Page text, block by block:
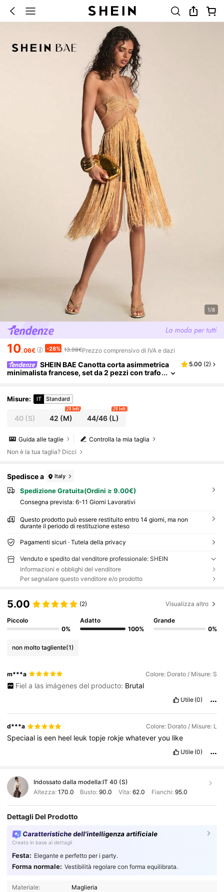
1/8
10.06€ -28% 13.98€Prezzo comprensivo di IVA e dazi
SHEIN BAE Canotta corta asimmetrica
minimalista francese, set da 2 pezzi con trafo
5.00 (2)
Misure: IT Standard
40(S) 42 (M)
28 left
44/46(L)
28 left
Controlla la mia taglia
Guida alle taglie
Non è la tua taglia? Dicci
Spedisce a Italy
Spedizione Gratuita(Ordini ≥ 9.00€)
Consegna prevista: 6-11 Giorni Lavorativi
Questo prodotto può essere restituito entro 14 giorni, ma non
durante il periodo di restituzione esteso
Pagamenti sicuri · Tutela della privacy
Venduto e spedito dal venditore professionale: SHEIN
Informazioni e obblighi del venditore
Per segnalare questo venditore e/o prodotto
5.00 (2) Visualizza altro
Piccolo
0%
Adatto
100%
Grande
0%
non molto tagliente(1)
m***a Colore: Dorato / Misure: S
Fiel a las imágenes del producto: Brutal
Utile (0)
d***a Colore: Dorato / Misure: L
Speciaal iseen heel leuktopje rokjewhateveryou like
Utile (0)
Indossato dalla modella:IT 40 (S)
Altezza: 170.0 Busto:90.0 Vita: 62.0 Fianchi: 95.0
Dettagli Del Prodotto
Caratteristiche dell'intelligenza artificiale
Creato in base ai dettagli
Festa: Elegante e perfetto per i party.
Forma normale: Vestibilità regolare con forma equilibrata.
Materiale:
Maglieria